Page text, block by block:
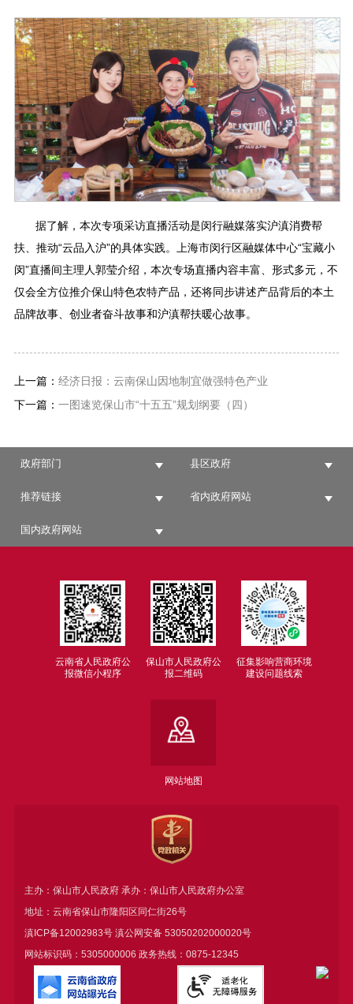
据了解，本次专项采访直播活动是闵行融媒落实沪滇消费帮
扶、推动“云品入沪”的具体实践。上海市闵行区融媒体中心“宝藏小
闵”直播间主理人郭莹介绍，本次专场直播内容丰富、形式多元，不
仅会全方位推介保山特色农特产品，还将同步讲述产品背后的本土
品牌故事、创业者奋斗故事和沪滇帮扶暖心故事。
上一篇： 经济日报：云南保山因地制宜做强特色产业
下一篇： 一图速览保山市“十五五”规划纲要（四）
政府部门 县区政府
推荐链接 省内政府网站
国内政府网站
云南省人民政府公
报微信小程序
保山市人民政府公
报二维码
征集影响营商环境
建设问题线索
网站地图
主办：保山市人民政府 承办：保山市人民政府办公室
地址：云南省保山市隆阳区同仁街26号
滇ICP备12002983号滇公网安备 53050202000020号
网站标识码：5305000006 政务热线：0875-12345